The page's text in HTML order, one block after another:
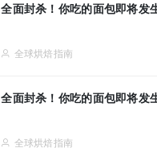
全面封杀！你吃的面包即将发
全球烘焙指南
全面封杀！你吃的面包即将发
全球烘焙指南